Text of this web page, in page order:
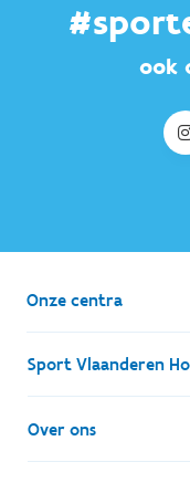
ook
Onze centra
Sport Vlaanderen
Simon Bolivarlaan 17
1000 Brussel
Over ons